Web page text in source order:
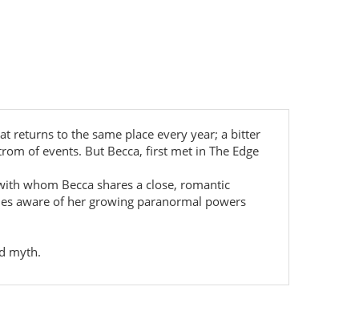
returns to the same place every year; a bitter
of events. But Becca, first met in The Edge
whom Becca shares a close, romantic
aware of her growing paranormal powers
myth.